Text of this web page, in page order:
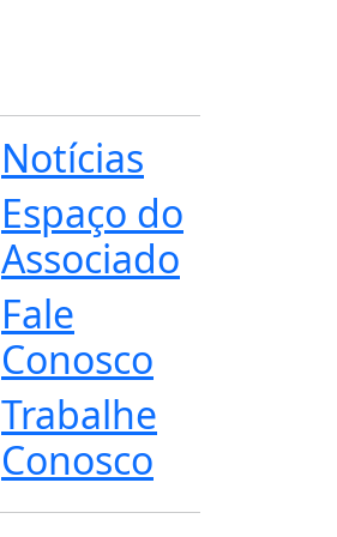
Notícias
Espaço do
Associado
Fale
Conosco
Trabalhe
Conosco